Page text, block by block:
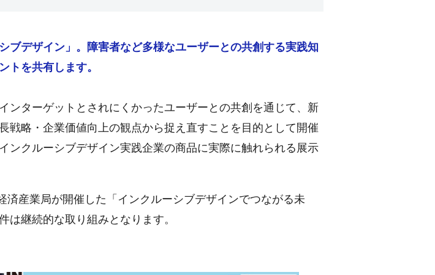
ブデザイン」。障害者など多様なユーザーとの共創する実践知
トを共有します。
ンターゲットとされにくかったユーザーとの共創を通じて、新
戦略・企業価値向上の観点から捉え直すことを目的として開催
ンクルーシブデザイン実践企業の商品に実際に触れられる展示
産業局が開催した「インクルーシブデザインでつながる未
は継続的な取り組みとなります。